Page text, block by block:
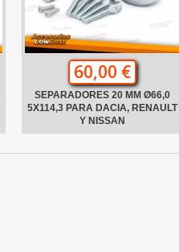
60,00 €
SEPARADORES 20 MM Ø66,0
5X114,3 PARA DACIA, RENAULT
Y NISSAN